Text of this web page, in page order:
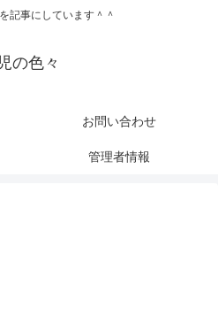
記事にしています＾＾
の色々
お問い合わせ
管理者情報